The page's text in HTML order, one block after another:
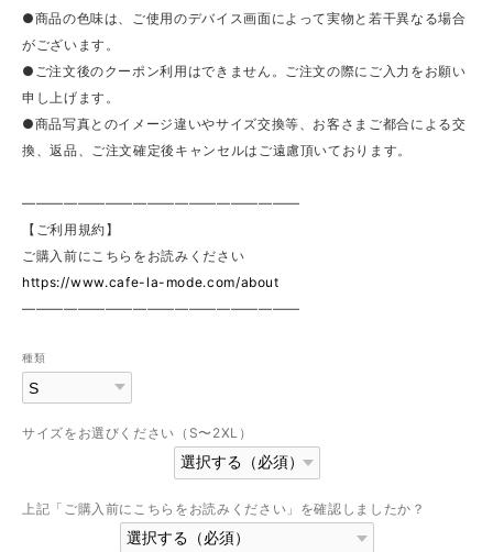
●商品の色味は、ご使用のデバイス画面によって実物と若干異なる場合
がございます。
●ご注文後のクーポン利用はできません。ご注文の際にご入力をお願い
申し上げます。
●商品写真とのイメージ違いやサイズ交換等、お客さまご都合による交
換、返品、ご注文確定後キャンセルはご遠慮頂いております。
————————————————————
【ご利用規約】
ご購入前にこちらをお読みください
https://www.cafe-la-mode.com/about
————————————————————
種類
サイズをお選びください（S〜2XL）
上記「ご購入前にこちらをお読みください」を確認しましたか？